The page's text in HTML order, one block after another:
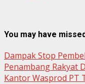
You may have
Dampak Stop
Penambang Rakyat
Kantor Wasprod PT